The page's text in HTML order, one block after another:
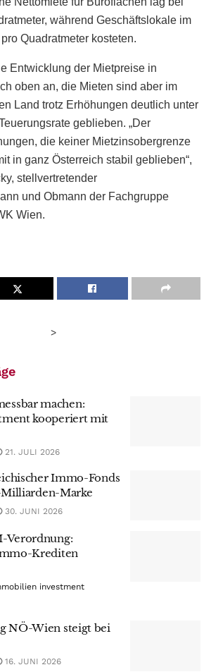
während Geschäftslokale im
Quadratmeter kosteten.
Entwicklung der Mietpreise in
oben an, die Mieten sind aber im
Land trotz Erhöhungen deutlich unter
geblieben. „Der
die keiner Mietzinsobergrenze
in ganz Österreich stabil geblieben“,
stellvertretender
und Obmann der Fachgruppe
Wien.
>
machen:
kooperiert mit
21. JULI 2026
Immo-Fonds
Marke
30. JUNI 2026
Verordnung:
Krediten
investment
NÖ-Wien steigt bei
16. JUNI 2026